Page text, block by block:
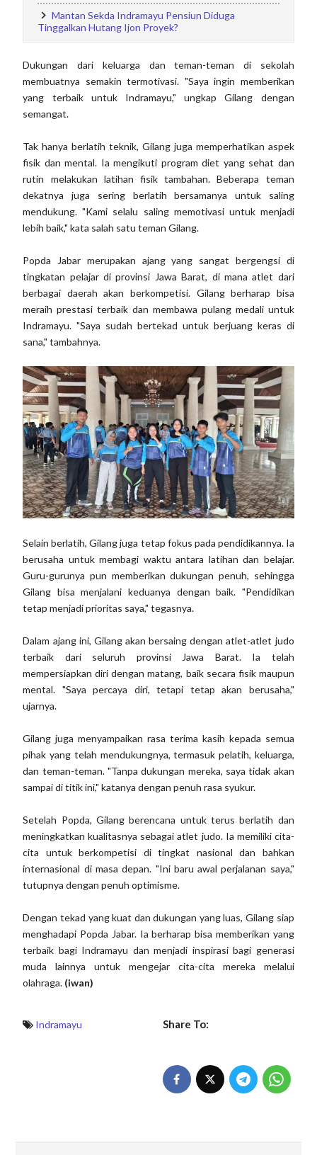
Mantan Sekda Indramayu Pensiun Diduga
Tinggalkan Hutang Ijon Proyek?
Dukungan dari keluarga dan teman-teman di sekolah
membuatnya semakin termotivasi. "Saya ingin memberikan
yang terbaik untuk Indramayu," ungkap Gilang dengan
semangat.
Tak hanya berlatih teknik, Gilang juga memperhatikan aspek
fisik dan mental. Ia mengikuti program diet yang sehat dan
rutin melakukan latihan fisik tambahan. Beberapa teman
dekatnya juga sering berlatih bersamanya untuk saling
mendukung. "Kami selalu saling memotivasi untuk menjadi
lebih baik," kata salah satu teman Gilang.
Popda Jabar merupakan ajang yang sangat bergengsi di
tingkatan pelajar di provinsi Jawa Barat, di mana atlet dari
berbagai daerah akan berkompetisi. Gilang berharap bisa
meraih prestasi terbaik dan membawa pulang medali untuk
Indramayu. "Saya sudah bertekad untuk berjuang keras di
sana," tambahnya.
Selain berlatih, Gilang juga tetap fokus pada pendidikannya. Ia
berusaha untuk membagi waktu antara latihan dan belajar.
Guru-gurunya pun memberikan dukungan penuh, sehingga
Gilang bisa menjalani keduanya dengan baik. "Pendidikan
tetap menjadi prioritas saya," tegasnya.
Dalam ajang ini, Gilang akan bersaing dengan atlet-atlet judo
terbaik dari seluruh provinsi Jawa Barat. Ia telah
mempersiapkan diri dengan matang, baik secara fisik maupun
mental. "Saya percaya diri, tetapi tetap akan berusaha,"
ujarnya.
Gilang juga menyampaikan rasa terima kasih kepada semua
pihak yang telah mendukungnya, termasuk pelatih, keluarga,
dan teman-teman. "Tanpa dukungan mereka, saya tidak akan
sampai di titik ini," katanya dengan penuh rasa syukur.
Setelah Popda, Gilang berencana untuk terus berlatih dan
meningkatkan kualitasnya sebagai atlet judo. Ia memiliki cita-
cita untuk berkompetisi di tingkat nasional dan bahkan
internasional di masa depan. "Ini baru awal perjalanan saya,"
tutupnya dengan penuh optimisme.
Dengan tekad yang kuat dan dukungan yang luas, Gilang siap
menghadapi Popda Jabar. Ia berharap bisa memberikan yang
terbaik bagi Indramayu dan menjadi inspirasi bagi generasi
muda lainnya untuk mengejar cita-cita mereka melalui
olahraga. (iwan)
Indramayu Share To: